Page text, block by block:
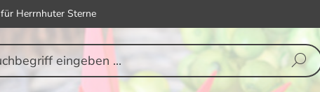
Herrnhuter Sterne